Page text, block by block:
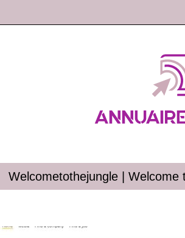
Wel­cometot­he­jungle | Welcome